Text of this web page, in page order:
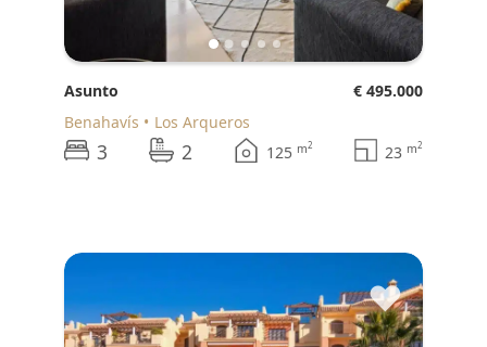
Asunto
€ 495.000
Benahavís
Los Arqueros
3 2 125 m2 23 m2
♥